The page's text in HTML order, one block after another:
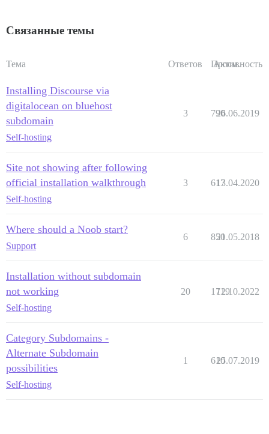
Связанные темы
Тема Ответов Просм.
Активность
Installing Discourse via
digitalocean on bluehost
subdomain
Self-hosting
3 790
26.06.2019
Site not showing after following
official installation walkthrough
Self-hosting
3 617
13.04.2020
Where should a Noob start?
Support
6 850
21.05.2018
Installation without subdomain
not working
Self-hosting
20 1719
12.10.2022
Category Subdomains -
Alternate Subdomain
possibilities
Self-hosting
1 610
25.07.2019